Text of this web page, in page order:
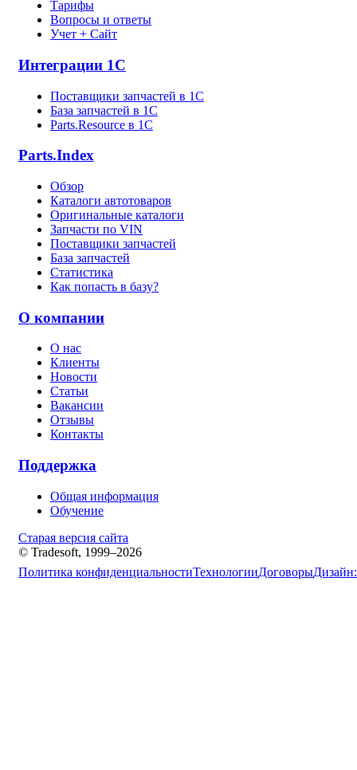
Тарифы
Вопросы и ответы
Учет + Сайт
Интеграции 1С
Поставщики запчастей в 1C
База запчастей в 1С
Parts.Resource в 1C
Parts.Index
Обзор
Каталоги автотоваров
Оригинальные каталоги
Запчасти по VIN
Поставщики запчастей
База запчастей
Статистика
Как попасть в базу?
О компании
О нас
Клиенты
Новости
Статьи
Вакансии
Отзывы
Контакты
Поддержка
Общая информация
Обучение
Старая версия сайта
© Tradesoft, 1999–2026
Политика конфиденциальностиТехнологииДоговорыДизайн: